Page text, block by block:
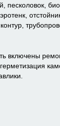
песколовок,
включены